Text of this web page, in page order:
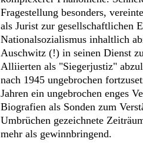
Fragestellung besonders,
als Jurist zur gesellschaftlichen
Nationalsozialismus inhaltlich
Auschwitz (!) in seinen Dienst
Alliierten als "Siegerjustiz"
nach 1945 ungebrochen
Jahren ein ungebrochen enges
Biografien als Sonden zum
Umbrüchen gezeichnete
mehr als gewinnbringend.